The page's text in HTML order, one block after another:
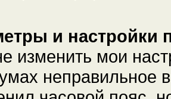
и настройки
изменить мои
неправильное